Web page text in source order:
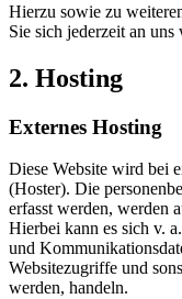
Hierzu sowie zu
Sie sich jederzeit an uns
2. Hosting
Externes Hosting
Diese Website wird bei
(Hoster). Die
erfasst werden, werden
Hierbei kann es sich v.
und
Websitezugriffe und
werden, handeln.